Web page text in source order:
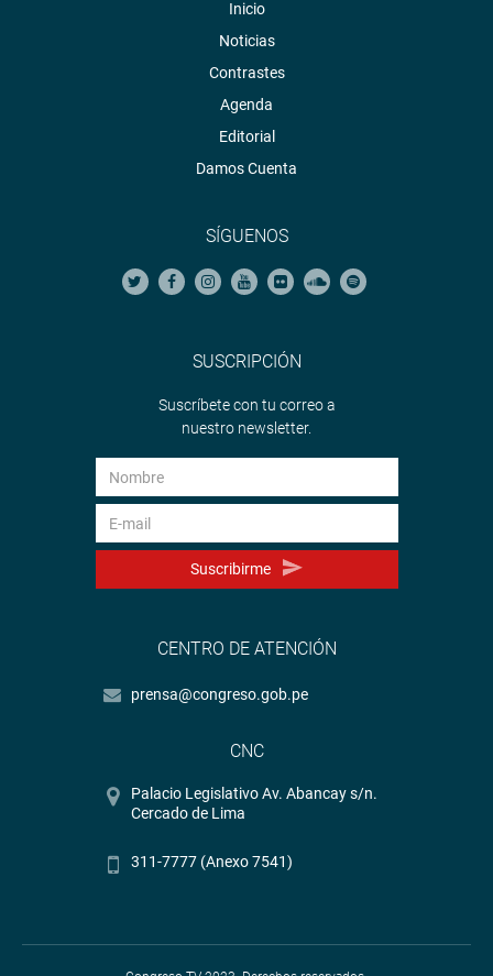
Inicio
Noticias
Contrastes
Agenda
Editorial
Damos Cuenta
SÍGUENOS
SUSCRIPCIÓN
Suscríbete con tu correo a
nuestro newsletter.
Suscribirme
CENTRO DE ATENCIÓN
prensa@congreso.gob.pe
CNC
Palacio Legislativo Av. Abancay s/n.
Cercado de Lima
311-7777 (Anexo 7541)